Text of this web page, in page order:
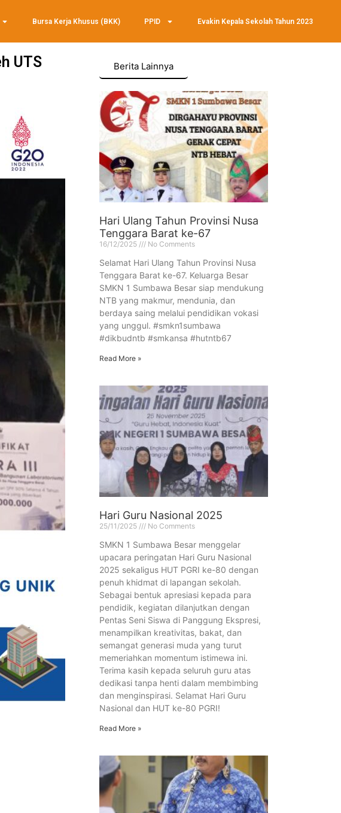
Bursa Kerja Khusus (BKK) PPID Evakin Kepala Sekolah Tahun 2023
UTS Berita Lainnya
Hari Ulang Tahun Provinsi Nusa
Tenggara Barat ke-67
16/12/2025 No Comments
Selamat Hari Ulang Tahun Provinsi Nusa
Tenggara Barat ke-67. Keluarga Besar
SMKN 1 Sumbawa Besar siap mendukung
NTB yang makmur, mendunia, dan
berdaya saing melalui pendidikan vokasi
yang unggul. #smkn1sumbawa
#dikbudntb #smkansa #hutntb67
Read More »
Hari Guru Nasional 2025
25/11/2025 No Comments
SMKN 1 Sumbawa Besar menggelar
upacara peringatan Hari Guru Nasional
2025 sekaligus HUT PGRI ke-80 dengan
penuh khidmat di lapangan sekolah.
Sebagai bentuk apresiasi kepada para
pendidik, kegiatan dilanjutkan dengan
Pentas Seni Siswa di Panggung Ekspresi,
menampilkan kreativitas, bakat, dan
semangat generasi muda yang turut
memeriahkan momentum istimewa ini.
Terima kasih kepada seluruh guru atas
dedikasi tanpa henti dalam membimbing
dan menginspirasi. Selamat Hari Guru
Nasional dan HUT ke-80 PGRI!
Read More »